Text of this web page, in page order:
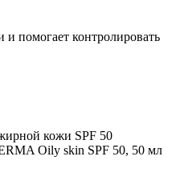
и помогает контролировать
кожи SPF 50
Oily skin SPF 50, 50 мл